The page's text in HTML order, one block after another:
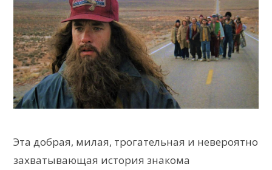
Эта добрая, милая, трогательная и невероятно
захватывающая история знакома